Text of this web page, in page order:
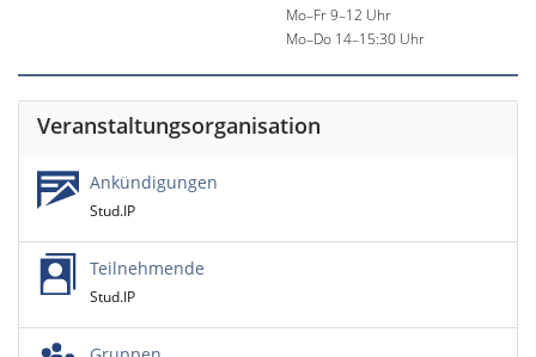
Mo–Fr 9–12 Uhr
Mo–Do 14–15:30 Uhr
Veranstaltungsorganisation
Ankündigungen
Stud.IP
Teilnehmende
Stud.IP